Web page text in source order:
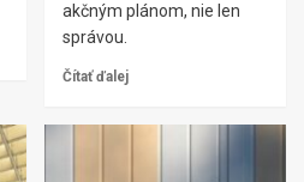
akčným plánom, nie len
správou.
Čítať ďalej